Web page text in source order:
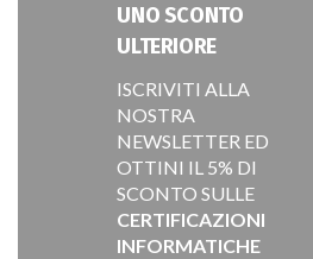
UNO SCONTO
ULTERIORE
ISCRIVITI ALLA
NOSTRA
NEWSLETTER ED
OTTINI IL 5% DI
SCONTO SULLE
CERTIFICAZIONI
INFORMATICHE